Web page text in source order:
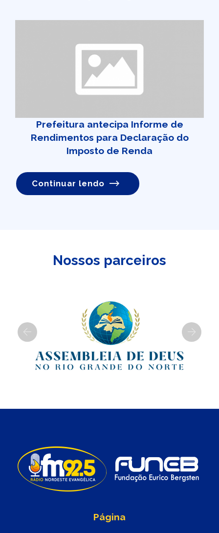
Prefeitura antecipa Informe de
Rendimentos para Declaração do
Imposto de Renda
Continuar lendo
Nossos parceiros
Previous Next
Página